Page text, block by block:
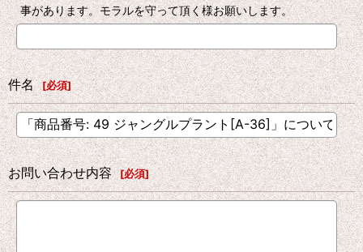
事があります。モラルを守って頂く様お願いします。
件名 [必須]
お問い合わせ内容 [必須]